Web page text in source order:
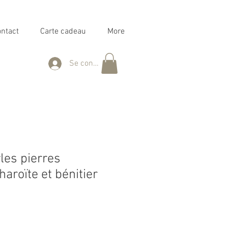
Carte cadeau More
Se connecter
pierres
et bénitier